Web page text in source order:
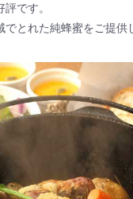
です。
とれた純蜂蜜をご提供